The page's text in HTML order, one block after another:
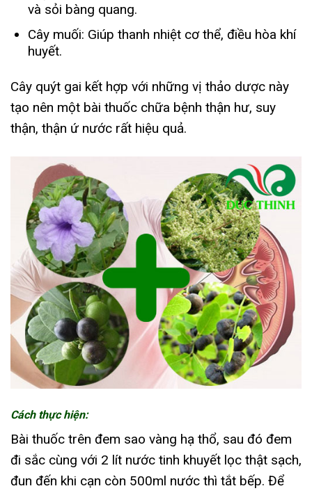
và sỏi bàng quang.
Cây muối: Giúp thanh nhiệt cơ thể, điều hòa khí
huyết.
Cây quýt gai kết hợp với những vị thảo dược này
tạo nên một bài thuốc chữa bệnh thận hư, suy
thận, thận ứ nước rất hiệu quả.
Cách thực hiện:
Bài thuốc trên đem sao vàng hạ thổ, sau đó đem
đi sắc cùng với 2 lít nước tinh khuyết lọc thật sạch,
đun đến khi cạn còn 500ml nước thì tắt bếp. Để